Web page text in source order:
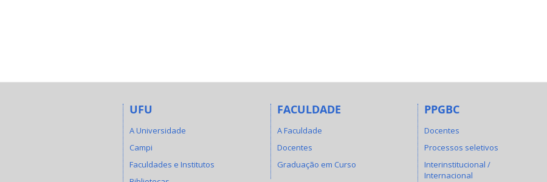
UFU
A Universidade
Campi
Faculdades e Institutos
FACULDADE
A Faculdade
Docentes
Graduação em Curso
PPGBC
Docentes
Processos seletivos
Interinstitucional /
Internacional